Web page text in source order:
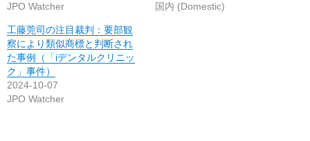
JPO Watcher
国内 (Domestic)
工藤莞司の注目裁判：要部観
察により類似商標と判断され
た事例（「iデンタルクリニッ
ク」事件）
2024-10-07
JPO Watcher